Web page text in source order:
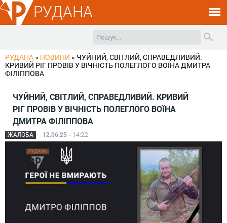
РУДАНА
РУДАНА » НОВИНИ » ЧУЙНИЙ, СВІТЛИЙ, СПРАВЕДЛИВИЙ.
КРИВИЙ РІГ ПРОВІВ У ВІЧНІСТЬ ПОЛЕГЛОГО ВОЇНА ДМИТРА
ФІЛІППОВА
ЧУЙНИЙ, СВІТЛИЙ, СПРАВЕДЛИВИЙ. КРИВИЙ
РІГ ПРОВІВ У ВІЧНІСТЬ ПОЛЕГЛОГО ВОЇНА
ДМИТРА ФІЛІППОВА
ЖАЛОБА 12.06.25 - 14:22